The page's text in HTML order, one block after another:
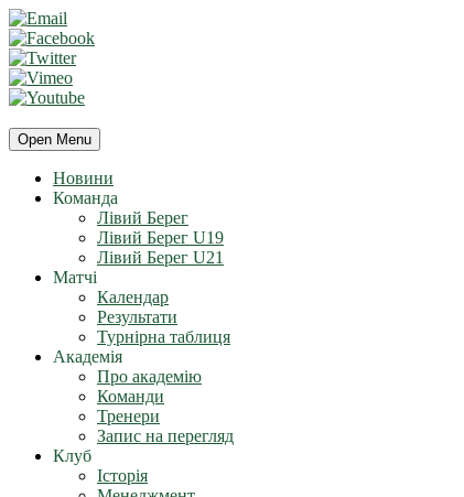
Open Menu
Новини
Команда
Лівий Берег
Лівий Берег U19
Лівий Берег U21
Матчі
Календар
Результати
Турнірна таблиця
Академія
Про академію
Команди
Тренери
Запис на перегляд
Клуб
Історія